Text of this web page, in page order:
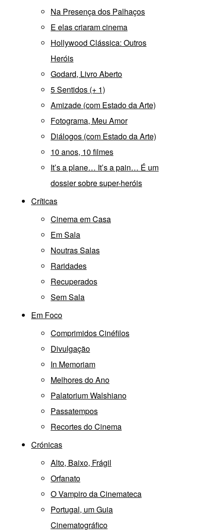
Na Presença dos Palhaços
E elas criaram cinema
Hollywood Clássica: Outros
Heróis
Godard, Livro Aberto
5 Sentidos (+ 1)
Amizade (com Estado da Arte)
Fotograma, Meu Amor
Diálogos (com Estado da Arte)
10 anos, 10 filmes
It’s a plane… It’s a pain… É um
dossier sobre super-heróis
Críticas
Cinema em Casa
Em Sala
Noutras Salas
Raridades
Recuperados
Sem Sala
Em Foco
Comprimidos Cinéfilos
Divulgação
In Memoriam
Melhores do Ano
Palatorium Walshiano
Passatempos
Recortes do Cinema
Crónicas
Alto, Baixo, Frágil
Orfanato
O Vampiro da Cinemateca
Portugal, um Guia
Cinematográfico